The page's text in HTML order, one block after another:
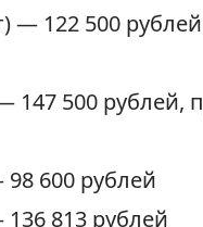
— 122 500 рублей
147 500 рублей,
98 600 рублей
136 813 рублей